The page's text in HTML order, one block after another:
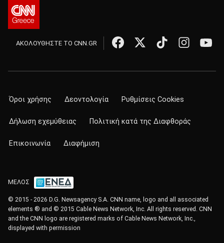
ΑΚΟΛΟΥΘΗΣΤΕ ΤΟ CNN.GR
Όροι χρήσης Δεοντολογία Ρυθμίσεις Cookies
Δήλωση εχεμύθειας Πολιτική κατά της Διαφθοράς
Επικοινωνία Διαφήμιση
ΜΕΛΟΣ
© 2015 - 2026 D.G. Newsagency S.A. CNN name, logo and all associated
elements ® and © 2015 Cable News Network, Inc. All rights reserved. CNN
and the CNN logo are registered marks of Cable News Network, Inc.,
displayed with permission